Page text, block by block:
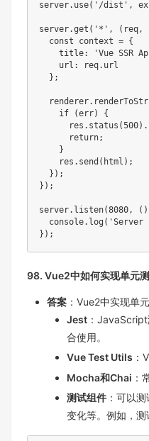
server. use( '/dist' ,
server.get ( '*' , ( req,
const context = {
    title
: 'Vue SSR
    url
: req. url
} ;
  renderer
.
if
(err)
{
      res
. status (500) .
return;
}
    res
. send ( html ) ;
} ) ;
} ) ;
server. listen(8080, ( )
  console
. log ( 'Server
} ) ;
98. Vue2中如何实现单元
答案 ：Vue2中实现单
Jest ：
合使用。
Vue Test Utils ：
Mocha和Chai ：
测试组件 ：可以
变化等。例如，测